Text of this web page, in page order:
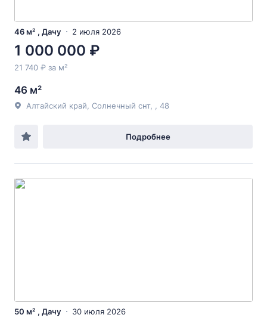
46 м² , Дачу 2 июля 2026
1 000 000 ₽
21 740 ₽ за м²
46 м²
Алтайский край, Солнечный снт, , 48
Подробнее
50 м² , Дачу 30 июля 2026